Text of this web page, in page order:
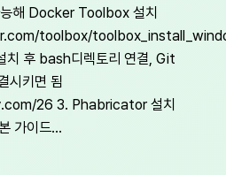
해 Docker Toolbox 설치
toolbox/
치 후 bash디렉토리 연결, Git
시키면 됨
26 3. Phabricator 설치
가이드…